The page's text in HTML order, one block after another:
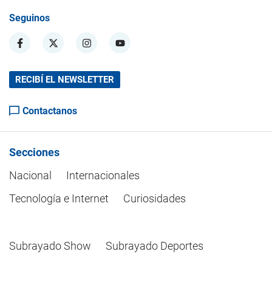
Seguinos
RECIBÍ EL NEWSLETTER
Contactanos
Secciones
Nacional
Internacionales
Tecnología e Internet
Curiosidades
Subrayado Show Subrayado Deportes